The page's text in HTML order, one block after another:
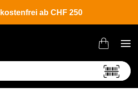
ab CHF 250
New Essential Haircare